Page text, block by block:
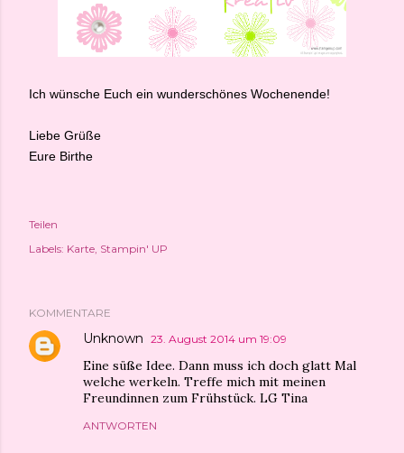
Ich wünsche Euch ein wunderschönes Wochenende!
Liebe Grüße
Eure Birthe
Teilen
Labels: Karte Stampin' UP
KOMMENTARE
Unknown 23. August 2014 um 19:09
Eine süße Idee. Dann muss ich doch glatt Mal
welche werkeln. Treffe mich mit meinen
Freundinnen zum Frühstück. LG Tina
ANTWORTEN